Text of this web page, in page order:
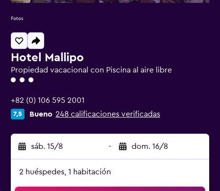
Hotel Mallipo
Propiedad vacacional con Piscina al aire libre
Categoría 3
+82 (0) 106 595 2001
7,5 Bueno 248 calificaciones verificadas
sáb. 15/8 - dom. 16/8
2 huéspedes, 1 habitación
Fotos